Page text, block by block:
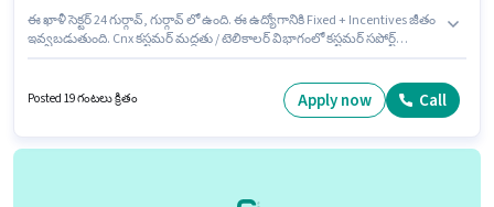
ఈ ఖాళీ సెక్టర్ 24 గుర్గావ్, గుర్గావ్ లో ఉంది. ఈ ఉద్యోగానికి Fixed + Incentives జీతం
ఇవ్వబడుతుంది. Cnx కస్టమర్ మద్దతు / టెలికాలర్ విభాగంలో కస్టమర్ సపోర్ట్
దరఖాస్తుదారులు కనీసం 12వ తరగతి పాస్ డిగ్రీ లేదా సర్టిఫికెట్ కలిగి ఉండాలి. ఈ
ఉద్యోగానికి అభ్యర్థి వద్ద International Calling, Query Resolution, Non-
Posted 19 గంటలు క్రితం Apply now Call